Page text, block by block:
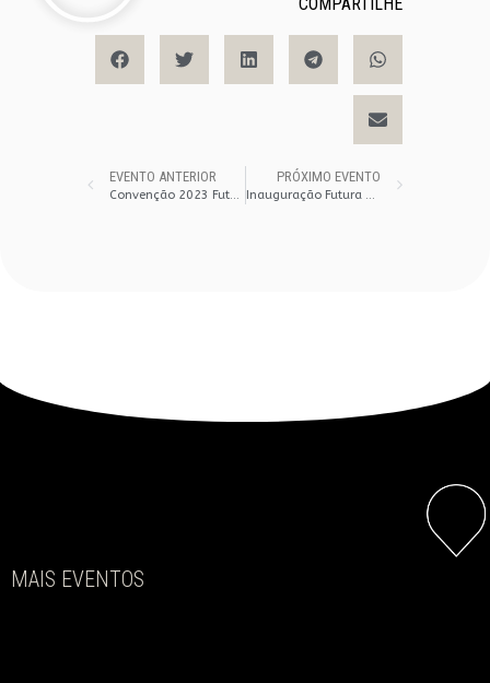
EVENTO ANTERIOR
Convenção 2023 Futura Agronegócios – Comercial
PRÓXIMO EVENTO
Inauguração Futura Agronegócios – Ipameri
MAIS EVENTOS